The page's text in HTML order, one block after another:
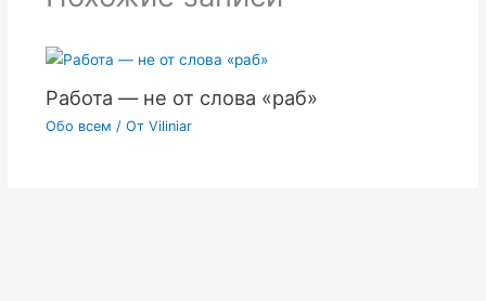
Работа — не от слова «раб»
Обо всем / От Viliniar